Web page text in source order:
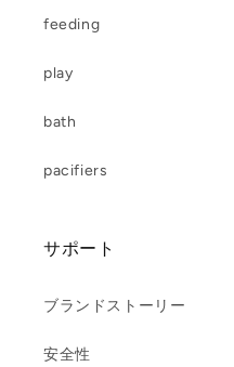
feeding
play
bath
pacifiers
サポート
ブランドストーリー
安全性